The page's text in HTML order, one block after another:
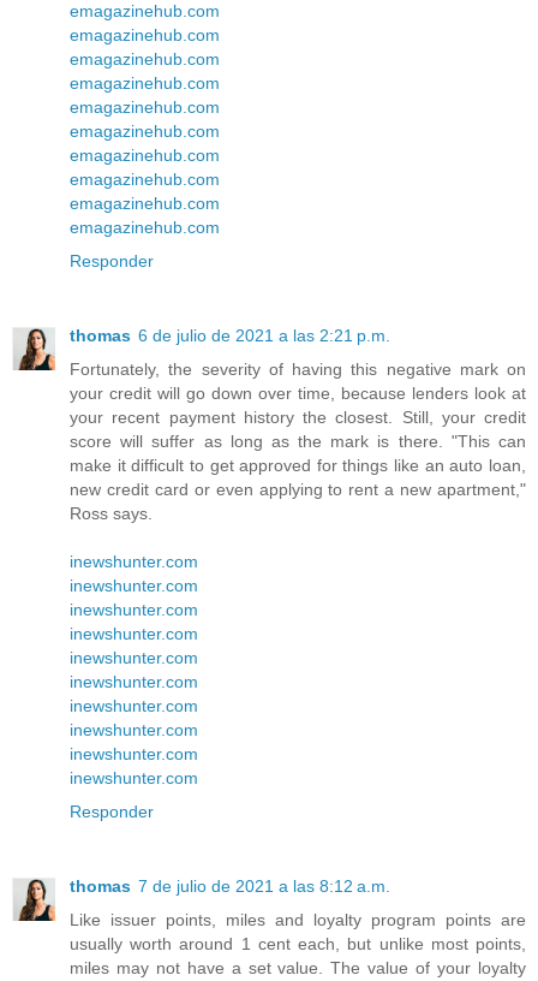
emagazinehub.com
emagazinehub.com
emagazinehub.com
emagazinehub.com
emagazinehub.com
emagazinehub.com
emagazinehub.com
emagazinehub.com
emagazinehub.com
emagazinehub.com
Responder
thomas 6 de julio de 2021 a las 2:21 p.m.
Fortunately, the severity of having this negative mark on
your credit will go down over time, because lenders look at
your recent payment history the closest. Still, your credit
score will suffer as long as the mark is there. "This can
make it difficult to get approved for things like an auto loan,
new credit card or even applying to rent a new apartment,"
Ross says.
inewshunter.com
inewshunter.com
inewshunter.com
inewshunter.com
inewshunter.com
inewshunter.com
inewshunter.com
inewshunter.com
inewshunter.com
inewshunter.com
Responder
thomas 7 de julio de 2021 a las 8:12 a.m.
Like issuer points, miles and loyalty program points are
usually worth around 1 cent each, but unlike most points,
miles may not have a set value. The value of your loyalty